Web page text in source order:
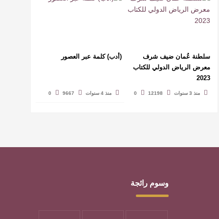
سلطنة عُمان ضيف شرف
معرض الرياض الدولي للكتاب
2023
منذ 3 سنوات 12198
0
(أدب) كلمة عبر العصور
منذ 4 سنوات 9667
0
وسوم رائجة